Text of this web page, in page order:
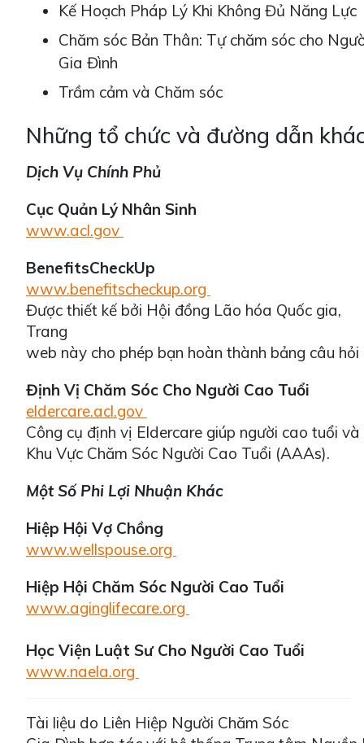
Kế Hoạch Pháp Lý Khi Không Đủ Năng Lực
Chăm sóc Bản Thân: Tự chăm sóc cho
Gia Đình
Trầm cảm và Chăm sóc
Những tổ chức và đường dẫn
Dịch Vụ Chính Phủ
Cục Quản Lý Nhân Sinh
www.acl.gov
BenefitsCheckUp
www.benefitscheckup.org
Được thiết kế bởi Hội đồng Lão hóa Quốc gia,
Trang
web này cho phép bạn hoàn thành bảng câu
Định Vị Chăm Sóc Cho Người Cao Tuổi
eldercare.acl.gov
Công cụ định vị Eldercare giúp người cao tuổi
Khu Vực Chăm Sóc Người Cao Tuổi (AAAs).
Một Số Phi Lợi Nhuận Khác
Hiệp Hội Vợ Chồng
www.wellspouse.org
Hiệp Hội Chăm Sóc Người Cao Tuổi
www.aginglifecare.org
Học Viện Luật Sư Cho Người Cao Tuổi
www.naela.org
Tài liệu do Liên Hiệp Người Chăm Sóc